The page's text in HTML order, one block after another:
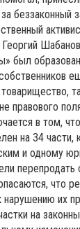
беззаконный
был
правового
в том,
на 34 части,
и одному
перепродать
что
нарушению их
на